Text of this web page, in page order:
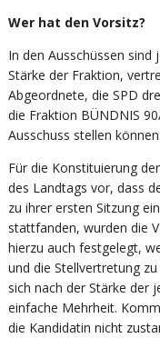
Wer hat den Vorsitz?
In den Ausschüssen
Stärke der Fraktion,
Abgeordnete, die SPD
die Fraktion BÜNDNIS
Ausschuss stellen
Für die Konstituierung
des Landtags vor, dass
zu ihrer ersten Sitzung
stattfanden, wurden die
hierzu auch festgelegt,
und die Stellvertretung
sich nach der Stärke der
einfache Mehrheit.
die Kandidatin nicht